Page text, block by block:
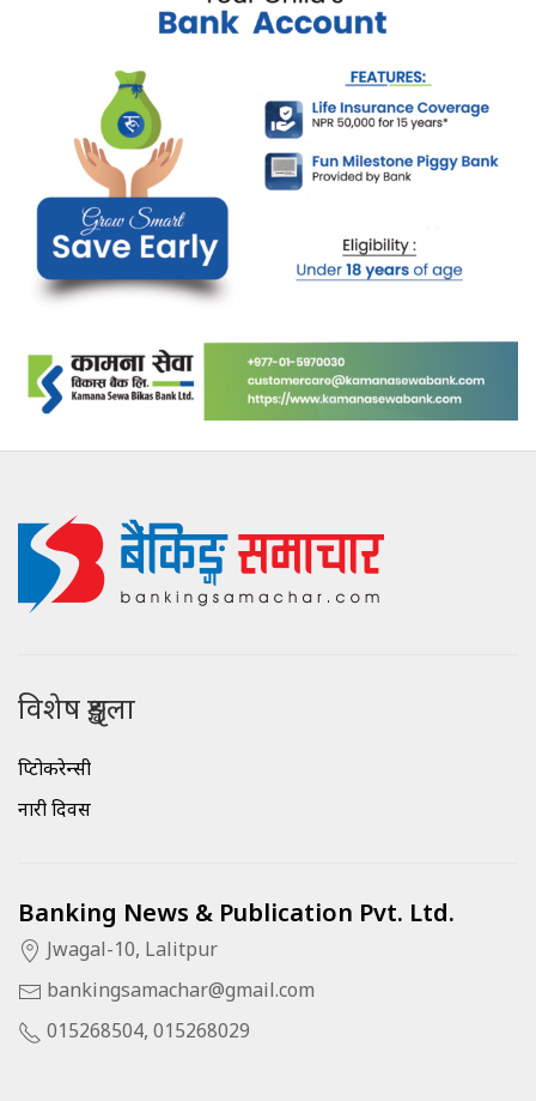
विशेष शृङ्खला
क्रिप्टोकरेन्सी
नारी दिवस
Banking News & Publication Pvt. Ltd.
Jwagal-10, Lalitpur
bankingsamachar@gmail.com
015268504, 015268029